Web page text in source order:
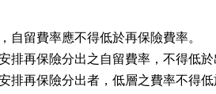
自留費率應不得低於再保險費率。
排再保險分出之自留費率，不得低
排再保險分出者，低層之費率不得